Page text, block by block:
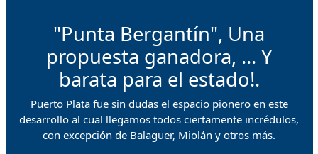
"Punta Bergantín", Una
propuesta ganadora, ... Y
barata para el estado!.
Puerto Plata fue sin dudas el espacio pionero en este
desarrollo al cual llegamos todos ciertamente incrédulos,
con excepción de Balaguer, Miolán y otros más.